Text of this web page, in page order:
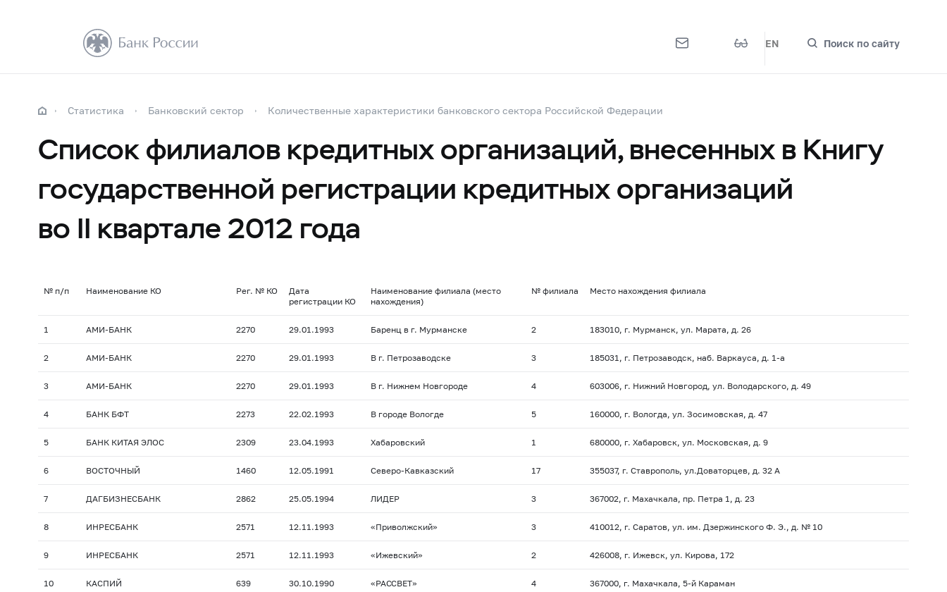
EN Поиск по сайту
Статистика Банковский сектор Количественные характеристики банковского сектора Российской Федерации
Список филиалов кредитных организаций, внесенных в Книгу
государственной регистрации кредитных организаций
во II квартале 2012 года
№ п/п Наименование КО Рег. № КО
Дата
регистрации КО
Наименование филиала (место
нахождения)
№ филиала Место нахождения филиала
1 АМИ-БАНК 2270 29.01.1993 Баренц в г. Мурманске 2 183010, г. Мурманск, ул. Марата, д. 26
2 АМИ-БАНК 2270 29.01.1993 В г. Петрозаводске 3 185031, г. Петрозаводск, наб. Варкауса, д. 1-а
3 АМИ-БАНК 2270 29.01.1993 В г. Нижнем Новгороде 4 603006, г. Нижний Новгород, ул. Володарского, д. 49
4 БАНК БФТ 2273 22.02.1993 В городе Вологде 5 160000, г. Вологда, ул. Зосимовская, д. 47
5 БАНК КИТАЯ ЭЛОС 2309 23.04.1993 Хабаровский 1 680000, г. Хабаровск, ул. Московская, д. 9
6 ВОСТОЧНЫЙ 1460 12.05.1991 Северо-Кавказский 17 355037, г. Ставрополь, ул.Доваторцев, д. 32 А
7 ДАГБИЗНЕСБАНК 2862 25.05.1994 ЛИДЕР 3 367002, г. Махачкала, пр. Петра 1, д. 23
8 ИНРЕСБАНК 2571 12.11.1993 «Приволжский» 3 410012, г. Саратов, ул. им. Дзержинского Ф. Э., д. № 10
9 ИНРЕСБАНК 2571 12.11.1993 «Ижевский» 2 426008, г. Ижевск, ул. Кирова, 172
10 КАСПИЙ 639 30.10.1990 «РАССВЕТ» 4 367000, г. Махачкала, 5-йКараман